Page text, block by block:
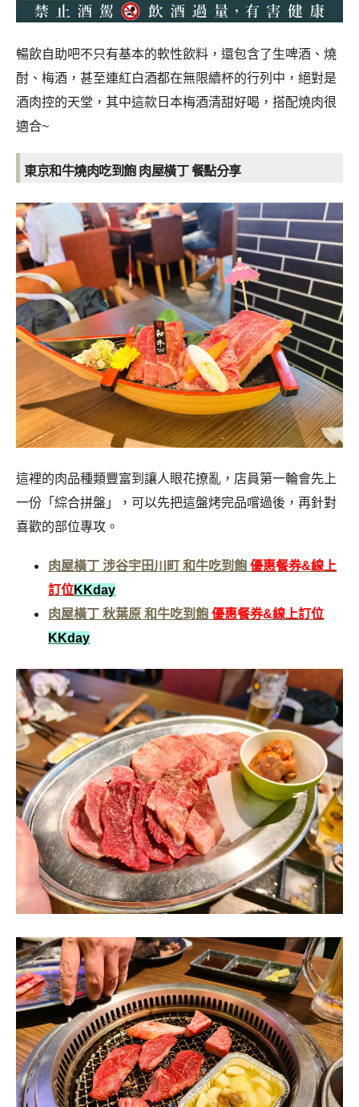
暢飲自助吧不只有基本的軟性飲料，還包含了生啤酒、燒
酎、梅酒，甚至連紅白酒都在無限續杯的行列中，絕對是
酒肉控的天堂，其中這款日本梅酒清甜好喝，搭配燒肉很
適合~
東京和牛燒肉吃到飽 肉屋橫丁 餐點分享
這裡的肉品種類豐富到讓人眼花撩亂，店員第一輪會先上
一份「綜合拼盤」，可以先把這盤烤完品嚐過後，再針對
喜歡的部位專攻。
肉屋橫丁 涉谷宇田川町 和牛吃到飽 優惠餐券&線上
訂位KKday
肉屋橫丁 秋葉原 和牛吃到飽 優惠餐券&線上訂位
KKday